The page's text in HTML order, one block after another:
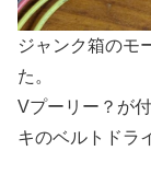
ジャンク箱のモ
た。
Vプーリー？が
キのベルトドラ